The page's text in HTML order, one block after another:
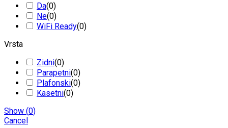
Da(0)
Ne(0)
WiFi Ready(0)
Vrsta
Zidni(0)
Parapetni(0)
Plafonski(0)
Kasetni(0)
Show (0)
Cancel